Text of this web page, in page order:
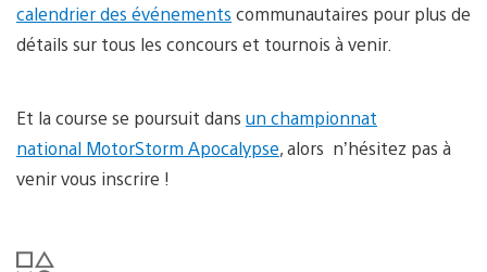
calendrier des événements communautaires pour plus de
détails sur tous les concours et tournois à venir.
Et la course se poursuit dans un championnat
national MotorStorm Apocalypse, alors n’hésitez pas à
venir vous inscrire !